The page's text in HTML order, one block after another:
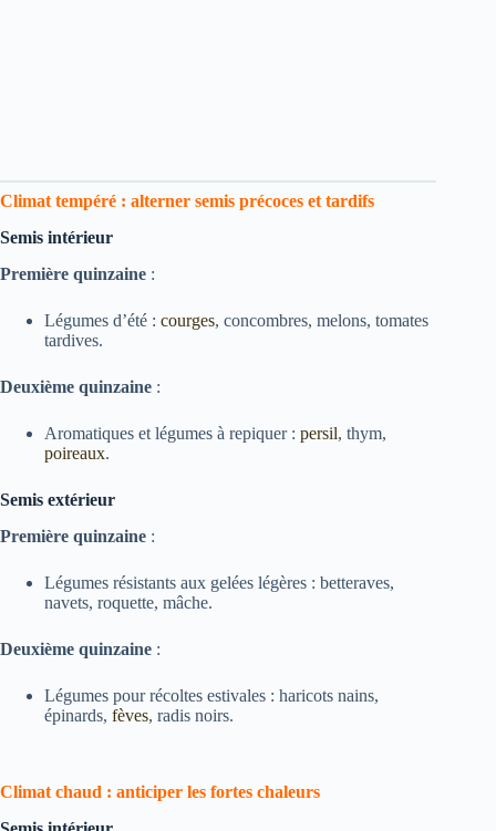
Climat tempéré : alterner semis précoces et tardifs
Semis intérieur
Première quinzaine :
Légumes d’été : courges, concombres, melons, tomates
tardives.
Deuxième quinzaine :
Aromatiques et légumes à repiquer : persil, thym,
poireaux.
Semis extérieur
Première quinzaine :
Légumes résistants aux gelées légères : betteraves,
navets, roquette, mâche.
Deuxième quinzaine :
Légumes pour récoltes estivales : haricots nains,
épinards, fèves, radis noirs.
Climat chaud : anticiper les fortes chaleurs